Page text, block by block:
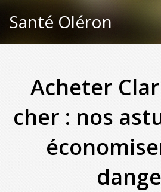
Santé Oléron
Acheter
cher : nos